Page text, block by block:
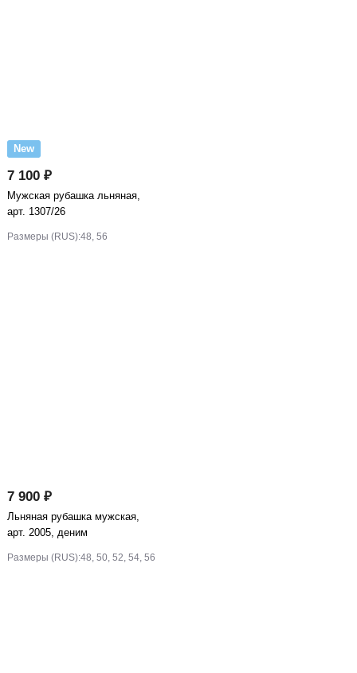
New
7 100 ₽
Мужская рубашка льняная,
арт. 1307/26
Размеры (RUS):48, 56
7 900 ₽
Льняная рубашка мужская,
арт. 2005, деним
Размеры (RUS):48, 50, 52, 54, 56